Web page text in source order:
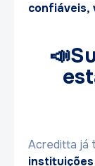
confiáveis,
Acreditta já